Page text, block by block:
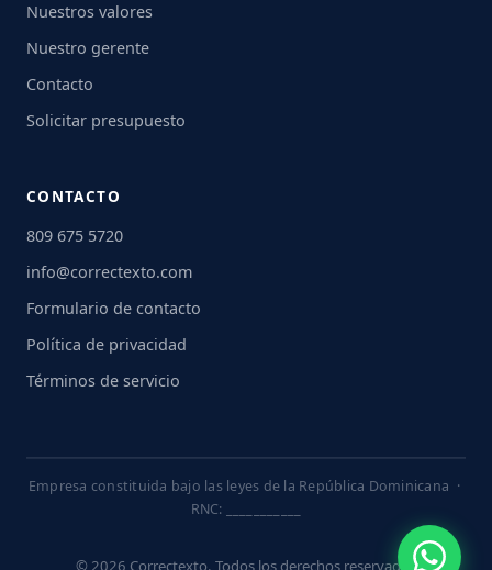
Nuestros valores
Nuestro gerente
Contacto
Solicitar presupuesto
CONTACTO
809 675 5720
info@correctexto.com
Formulario de contacto
Política de privacidad
Términos de servicio
Empresa constituida bajo las leyes de la República Dominicana ·
RNC: ___________
© 2026 Correctexto. Todos los derechos reservados